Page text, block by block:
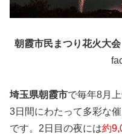
朝霞市民まつり花火大会
埼玉県朝霞市で毎年8月
3日間にわたって多彩な
です。2日目の夜には約